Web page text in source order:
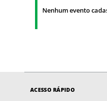
Nenhum evento
ACESSO RÁPIDO